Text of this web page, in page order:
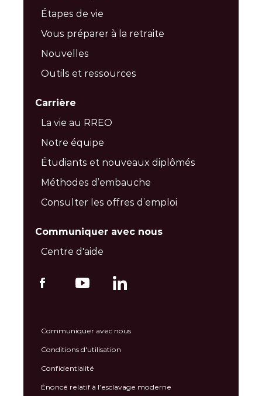
Étapes de vie
Vous préparer à la retraite
Nouvelles
Outils et ressources
Carrière
La vie au RREO
Notre équipe
Étudiants et nouveaux diplômés
Méthodes d’embauche
Consulter les offres d’emploi
Communiquer avec nous
Centre d'aide
Communiquer avec nous
Conditions d'utilisation
Confidentialité
Énoncé relatif à l’esclavage moderne